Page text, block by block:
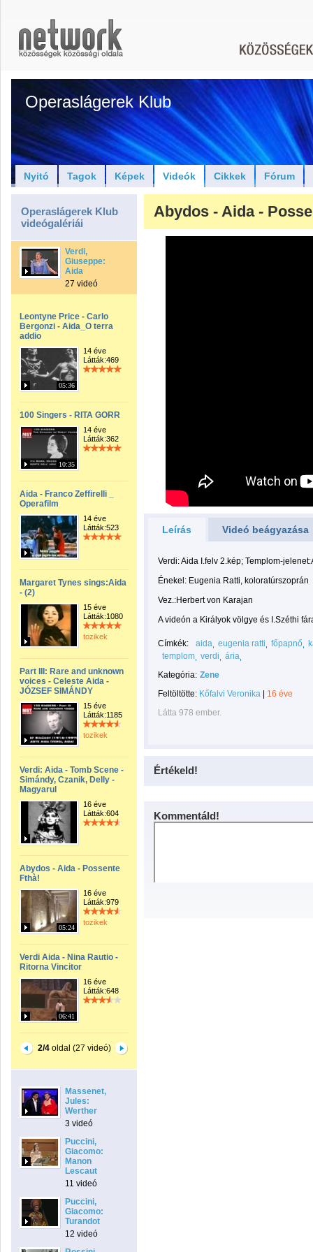
Operaslágerek Klub
Nyitó Tagok Képek Videók Cikkek Fórum
Operaslágerek Klub
videógalériái
Verdi,
Giuseppe:
Aida
27 videó
Leontyne Price - Carlo
Bergonzi - Aida_O terra
addio
05:36
14 éve
Látták:469
100 Singers - RITA GORR
10:35
14 éve
Látták:362
Aida - Franco Zeffirelli _
Operafilm
14 éve
Látták:523
Margaret Tynes sings:Aida
- (2)
15 éve
Látták:1080
tozikek
Part III: Rare and unknown
voices - Celeste Aida -
JÓZSEF SIMÁNDY
15 éve
Látták:1185
tozikek
Verdi: Aida - Tomb Scene -
Simándy, Czanik, Delly -
Magyarul
16 éve
Látták:604
Abydos - Aida - Possente
Fthà!
05:24
16 éve
Látták:979
tozikek
Verdi Aida - Nina Rautio -
Ritorna Vincitor
06:41
16 éve
Látták:648
2/4oldal (27 videó)
Massenet,
Jules:
Werther
3 videó
Puccini,
Giacomo:
Manon
Lescaut
11 videó
Puccini,
Giacomo:
Turandot
12 videó
Abydos - Aida -
Leírás Videó beágyazása
Verdi: Aida I.felv 2.kép; Templom-
Énekel: Eugenia Ratti, koloratúrszoprán
Vez.:Herbert von Karajan
A videón a Királyok völgye és I.Széthi
Címkék: aida eugenia ratti főpapnő
templom verdi
ária
Kategória: Zene
Feltöltötte: Kőfalvi Veronika
16 éve
Látta 978 ember.
Értékeld!
Kommentáld!